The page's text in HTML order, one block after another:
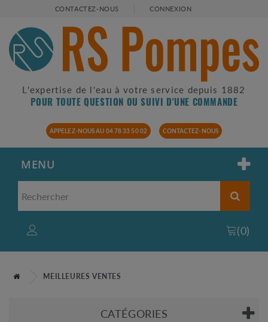
CONTACTEZ-NOUS CONNEXION
L'expertise de l'eau à votre service depuis 1882
POUR TOUTE QUESTION OU SUIVI D'UNE COMMANDE
APPELEZ-NOUS AU 04 78 33 50 02 CONTACTEZ-NOUS
MENU
(0)
MEILLEURES VENTES
CATÉGORIES